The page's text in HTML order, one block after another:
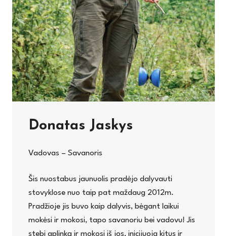
Donatas Jaskys
Vadovas – Savanoris
Šis nuostabus jaunuolis pradėjo dalyvauti
stovyklose nuo taip pat maždaug 2012m.
Pradžioje jis buvo kaip dalyvis, bėgant laikui
mokėsi ir mokosi, tapo savanoriu bei vadovu! Jis
stebi aplinką ir mokosi iš jos, inicijuoja kitus ir